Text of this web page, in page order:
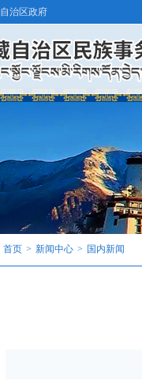
自治区政府
首页 > 新闻中心 > 国内新闻